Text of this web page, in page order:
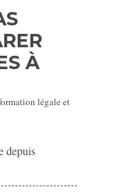
À
légale et
depuis